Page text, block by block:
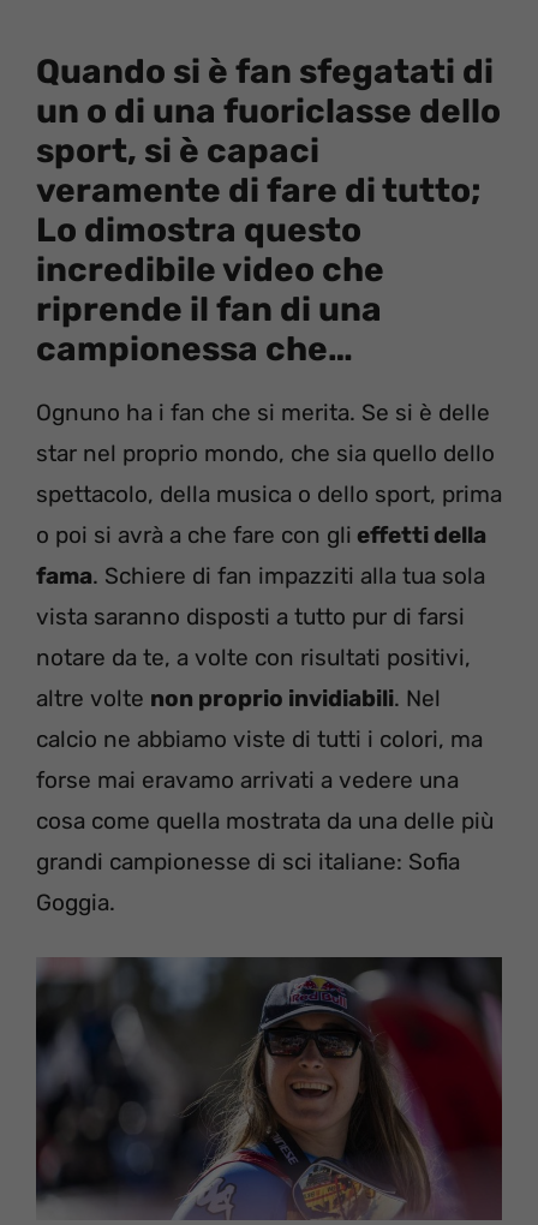
Quando si è fan sfegatati di
un o di una fuoriclasse dello
sport, si è capaci
veramente di fare di tutto;
Lo dimostra questo
incredibile video che
riprende il fan di una
campionessa che…
Ognuno ha i fan che si merita. Se si è delle
star nel proprio mondo, che sia quello dello
spettacolo, della musica o dello sport, prima
o poi si avrà a che fare con gli effetti della
fama. Schiere di fan impazziti alla tua sola
vista saranno disposti a tutto pur di farsi
notare da te, a volte con risultati positivi,
altre volte non proprio invidiabili. Nel
calcio ne abbiamo viste di tutti i colori, ma
forse mai eravamo arrivati a vedere una
cosa come quella mostrata da una delle più
grandi campionesse di sci italiane: Sofia
Goggia.